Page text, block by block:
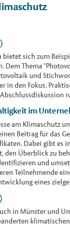
sich zum
Dem Thema
und
in den Fokus.
im
am Klimaschutz
Beitrag für das
Dabei gibt es
Überblick zu
und
Teilnehmende
eines
in Münster und